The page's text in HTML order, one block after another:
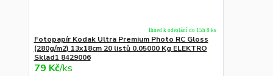
Fotopapír Kodak Ultra Premium Photo RC Gloss
(280g/m2) 13x18cm 20 listů 0.05000 Kg ELEKTRO
Sklad1 8429006
79 Kč/ks
Ihned k odeslání do 15h 8 ks